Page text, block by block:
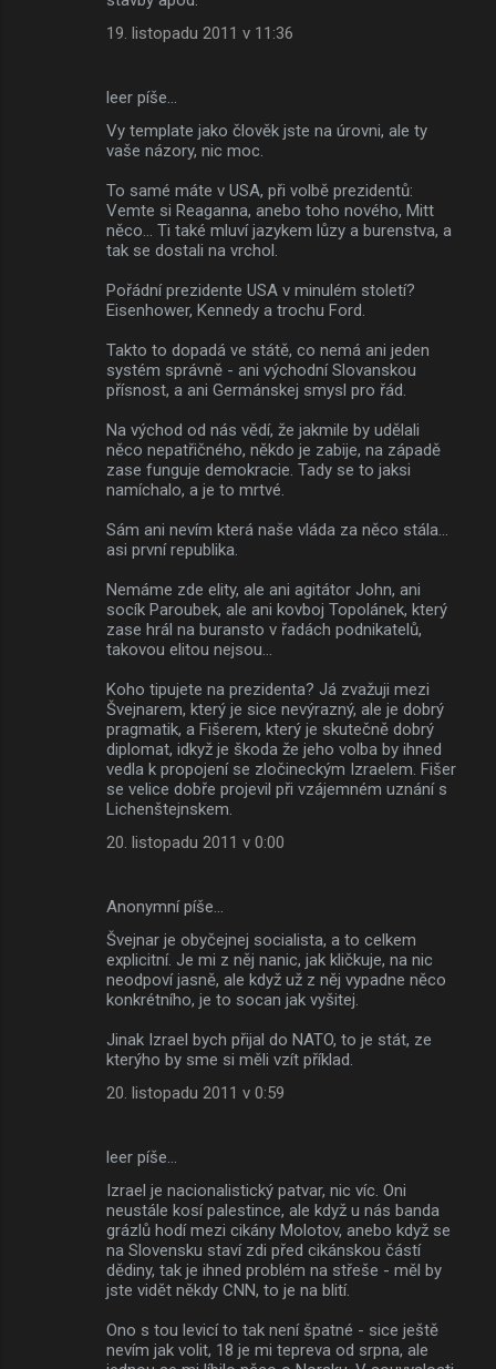
19. listopadu 2011 v 11:36
leer píše…
Vy template jako člověk jste na úrovni, ale ty
vaše názory, nic moc.
To samé máte v USA, při volbě prezidentů:
Vemte si Reaganna, anebo toho nového, Mitt
něco... Ti také mluví jazykem lůzy a burenstva, a
tak se dostali na vrchol.
Pořádní prezidente USA v minulém století?
Eisenhower, Kennedy a trochu Ford.
Takto to dopadá ve státě, co nemá ani jeden
systém správně - ani východní Slovanskou
přísnost, a ani Germánskej smysl pro řád.
Na východ od nás vědí, že jakmile by udělali
něco nepatřičného, někdo je zabije, na západě
zase funguje demokracie. Tady se to jaksi
namíchalo, a je to mrtvé.
Sám ani nevím která naše vláda za něco stála...
asi první republika.
Nemáme zde elity, ale ani agitátor John, ani
socík Paroubek, ale ani kovboj Topolánek, který
zase hrál na buransto v řadách podnikatelů,
takovou elitou nejsou...
Koho tipujete na prezidenta? Já zvažuji mezi
Švejnarem, který je sice nevýrazný, ale je dobrý
pragmatik, a Fišerem, který je skutečně dobrý
diplomat, idkyž je škoda že jeho volba by ihned
vedla k propojení se zločineckým Izraelem. Fišer
se velice dobře projevil při vzájemném uznání s
Lichenštejnskem.
20. listopadu 2011 v 0:00
Anonymní píše…
Švejnar je obyčejnej socialista, a to celkem
explicitní. Je mi z něj nanic, jak kličkuje, na nic
neodpoví jasně, ale když už z něj vypadne něco
konkrétního, je to socan jak vyšitej.
Jinak Izrael bych přijal do NATO, to je stát, ze
kterýho by sme si měli vzít příklad.
20. listopadu 2011 v 0:59
leer píše…
Izrael je nacionalistický patvar, nic víc. Oni
neustále kosí palestince, ale když u nás banda
grázlů hodí mezi cikány Molotov, anebo když se
na Slovensku staví zdi před cikánskou částí
dědiny, tak je ihned problém na střeše - měl by
jste vidět někdy CNN, to je na blití.
Ono s tou levicí to tak není špatné - sice ještě
nevím jak volit, 18 je mi tepreva od srpna, ale